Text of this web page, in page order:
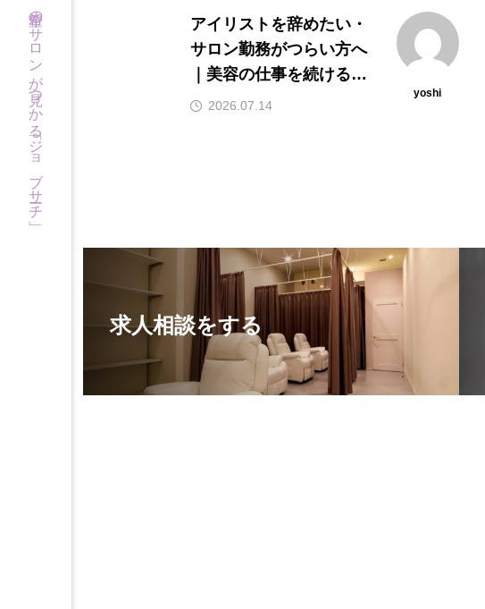
希望のサロンが見つかる「ジョブサーチ」
アイリストを辞めたい・
サロン勤務がつらい方へ
｜美容の仕事を続けるた
めの転職先選び
yoshi
2026.07.14
求人相談をする